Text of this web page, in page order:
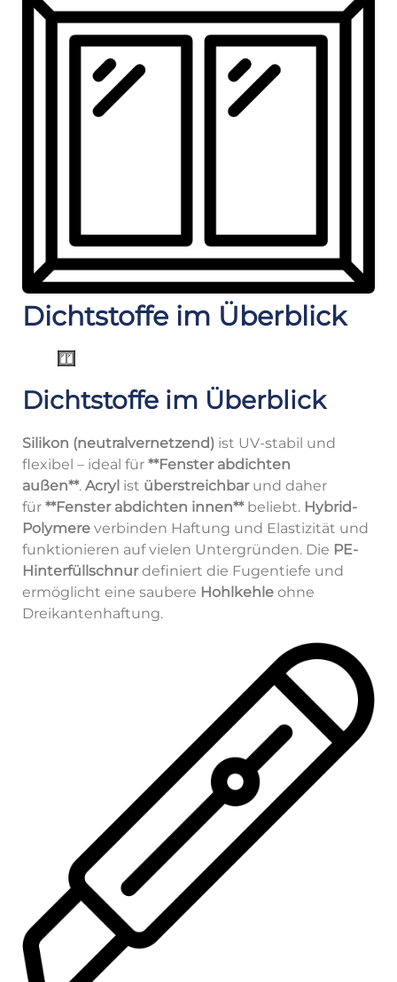
Dichtstoffe im Überblick
Dichtstoffe im Überblick
Silikon (neutralvernetzend) ist UV-stabil und
flexibel – ideal für **Fenster abdichten
außen**. Acryl ist überstreichbarund daher
für **Fenster abdichten innen**beliebt. Hybrid-
Polymere verbinden Haftung und Elastizität und
funktionieren auf vielen Untergründen. Die PE-
Hinterfüllschnurdefiniert die Fugentiefe und
ermöglicht eine saubere Hohlkehle ohne
Dreikantenhaftung.